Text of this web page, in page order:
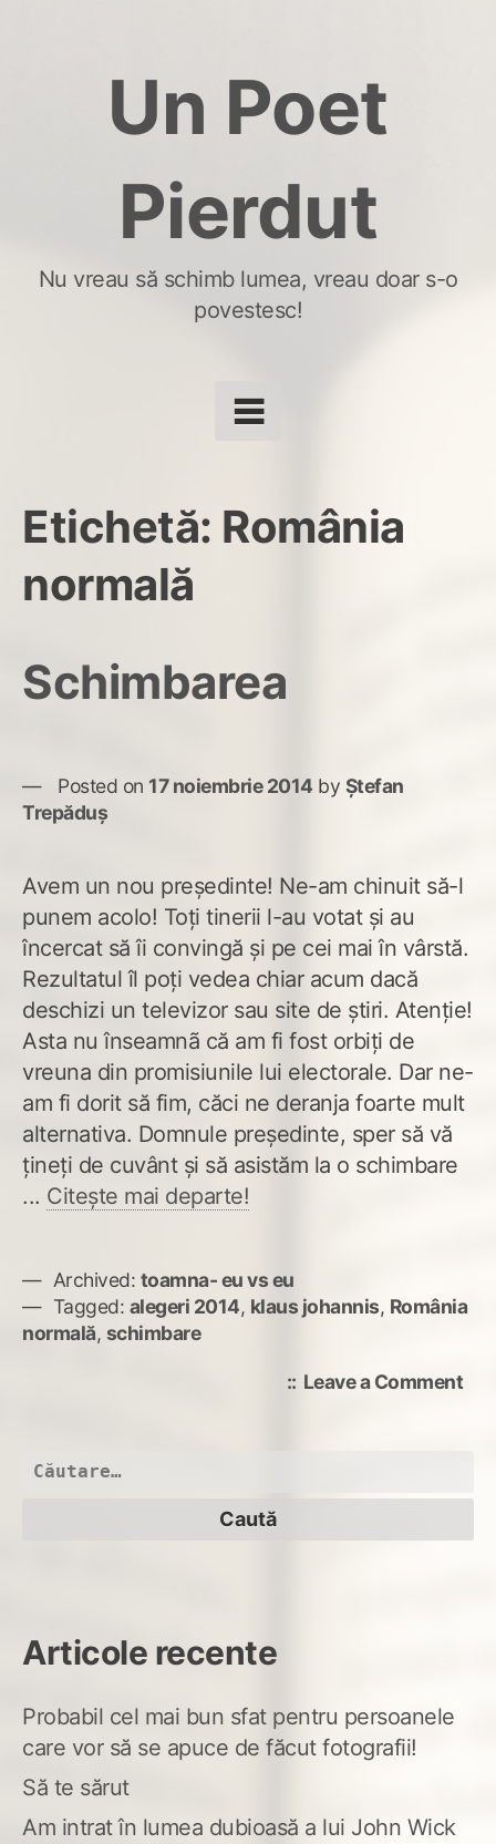
Un Poet
Pierdut
Nu vreau să schimb lumea, vreau doar s-o
povestesc!
Etichetă: România
normală
Schimbarea
Posted on 17 noiembrie 2014 by Ștefan
Trepăduș
Avem un nou președinte! Ne-am chinuit să-l
punem acolo! Toți tinerii l-au votat și au
încercat să îi convingă și pe cei mai în vârstă.
Rezultatul îl poți vedea chiar acum dacă
deschizi un televizor sau site de știri. Atenție!
Asta nu înseamnã că am fi fost orbiți de
vreuna din promisiunile lui electorale. Dar ne-
am fi dorit să fim, căci ne deranja foarte mult
alternativa. Domnule președinte, sper să vă
țineți de cuvânt și să asistăm la o schimbare
... Citește mai departe!
Archived: toamna- eu vs eu
Tagged: alegeri 2014, klaus johannis, România
normală, schimbare
Leave a Commenton
Caută
Articole recente
Probabil cel mai bun sfat pentru persoanele
care vor să se apuce de făcut fotografii!
Să te sărut
Am intrat în lumea dubioasă a lui John Wick